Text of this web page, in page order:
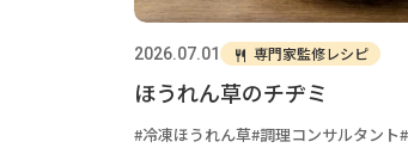
2026.07.01 専門家監修レシピ
ほうれん草のチヂミ
冷凍ほうれん草 調理コンサルタント